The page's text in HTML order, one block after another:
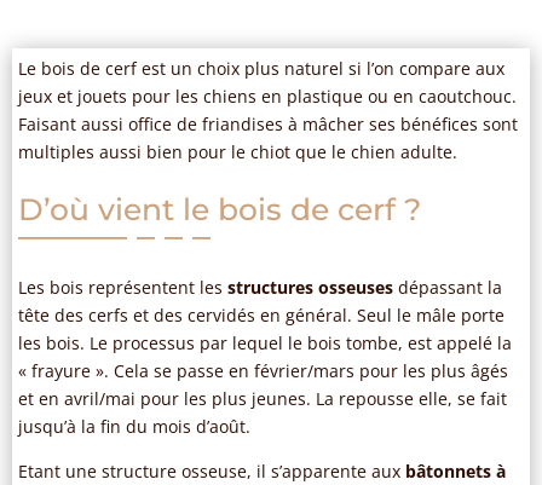
Le bois de cerf est un choix plus naturel si l’on compare aux
jeux et jouets pour les chiens en plastique ou en caoutchouc.
Faisant aussi office de friandises à mâcher ses bénéfices sont
multiples aussi bien pour le chiot que le chien adulte.
D’où vient le bois de cerf ?
Les bois représentent les structures osseuses dépassant la
tête des cerfs et des cervidés en général. Seul le mâle porte
les bois. Le processus par lequel le bois tombe, est appelé la
« frayure ». Cela se passe en février/mars pour les plus âgés
et en avril/mai pour les plus jeunes. La repousse elle, se fait
jusqu’à la fin du mois d’août.
Etant une structure osseuse, il s’apparente aux bâtonnets à